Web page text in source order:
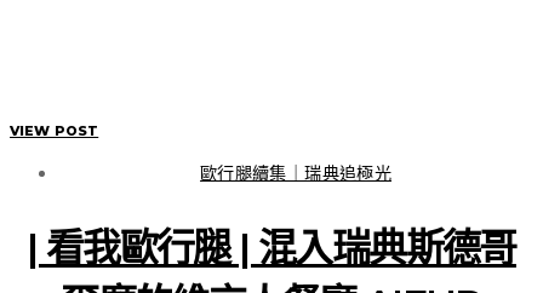
VIEW POST
歐行腿續集｜瑞典追極光
| 看我歐行腿 | 混入瑞典斯德哥